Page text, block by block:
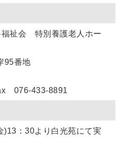
福祉会 特別養護老人ホー
95番地
076-433-8891
：30より白光苑にて実